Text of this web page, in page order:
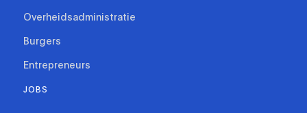
Overheidsadministratie
Burgers
Entrepreneurs
JOBS